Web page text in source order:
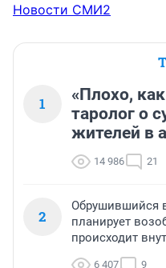
Новости СМИ2
1
«Плохо,
таролог о
жителей в
14 986 21
2
Обрушившийся
планирует
происходит
6 407 9